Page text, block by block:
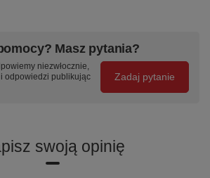
Masz pytania?
niezwłocznie,
odpowiedzi publikując
Zadaj pytanie
swoją opinię